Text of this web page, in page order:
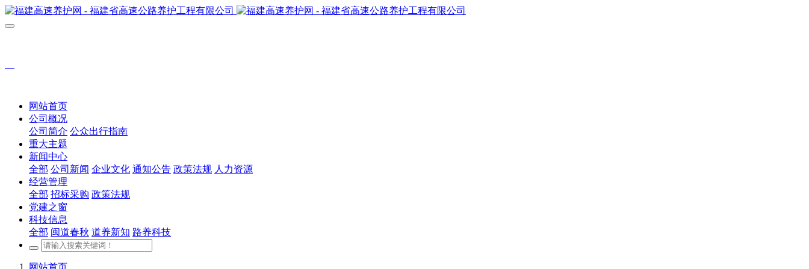
网站首页
公司概况
公司简介 公众出行指南
重大主题
新闻中心
全部 公司新闻 企业文化 通知公告 政策法规 人力资源
经营管理
全部 招标采购 政策法规
党建之窗
科技信息
全部 闽道春秋 道养新知 路养科技
网站首页